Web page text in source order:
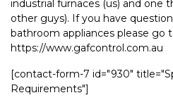
industrial furnaces (us) and one
other guys). If you have
bathroom appliances please go
https://www.gafcontrol.com.au
[contact-form-7 id="930"
Requirements"]